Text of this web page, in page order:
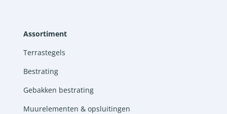
Assortiment
Terrastegels
Bestrating
Gebakken bestrating
Muurelementen & opsluitingen